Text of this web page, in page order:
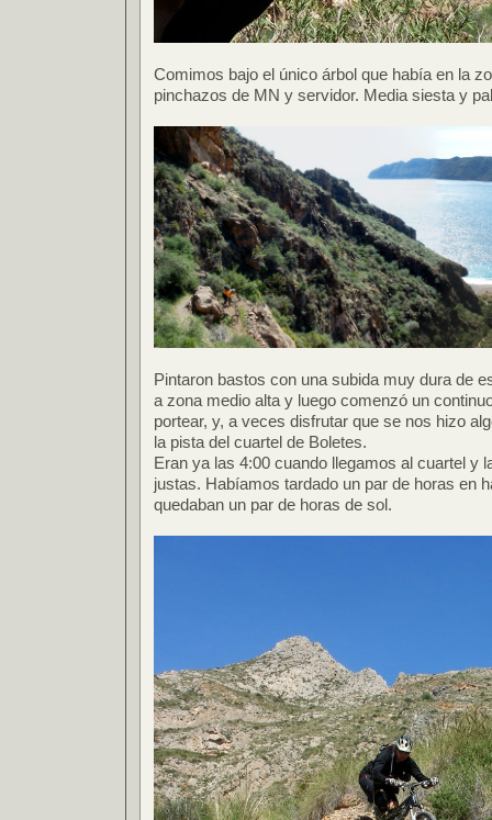
Comimos bajo el único árbol que había en la
pinchazos de MN y servidor. Media siesta y
Pintaron bastos con una subida muy dura de
a zona medio alta y luego comenzó un
portear, y, a veces disfrutar que se nos hizo
la pista del cuartel de Boletes.
Eran ya las 4:00 cuando llegamos al cuartel y
justas. Habíamos tardado un par de horas en
quedaban un par de horas de sol.